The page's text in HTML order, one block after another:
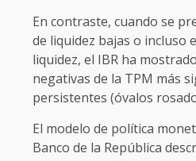
En contraste, cuando se
de liquidez bajas o incluso
liquidez, el IBR ha
negativas de la TPM más
persistentes (óvalos
El modelo de política
Banco de la República